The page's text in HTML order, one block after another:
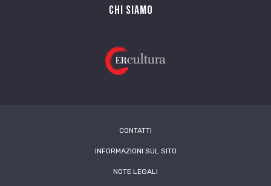
Chi siamo
CONTATTI
INFORMAZIONI SUL SITO
NOTE LEGALI